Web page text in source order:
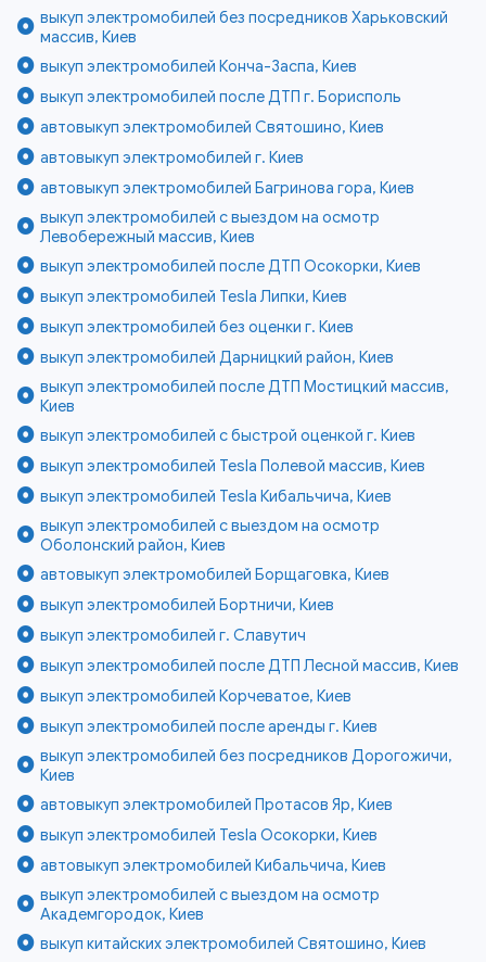
выкуп электромобилей без посредников Харьковский
массив, Киев
выкуп электромобилей Конча-Заспа, Киев
выкуп электромобилей после ДТП г. Борисполь
автовыкуп электромобилей Святошино, Киев
автовыкуп электромобилей г. Киев
автовыкуп электромобилей Багринова гора, Киев
выкуп электромобилей с выездом на осмотр
Левобережный массив, Киев
выкуп электромобилей после ДТП Осокорки, Киев
выкуп электромобилей Tesla Липки, Киев
выкуп электромобилей без оценки г. Киев
выкуп электромобилей Дарницкий район, Киев
выкуп электромобилей после ДТП Мостицкий массив,
Киев
выкуп электромобилей с быстрой оценкой г. Киев
выкуп электромобилей Tesla Полевой массив, Киев
выкуп электромобилей Tesla Кибальчича, Киев
выкуп электромобилей с выездом на осмотр
Оболонский район, Киев
автовыкуп электромобилей Борщаговка, Киев
выкуп электромобилей Бортничи, Киев
выкуп электромобилей г. Славутич
выкуп электромобилей после ДТП Лесной массив, Киев
выкуп электромобилей Корчеватое, Киев
выкуп электромобилей после аренды г. Киев
выкуп электромобилей без посредников Дорогожичи,
Киев
автовыкуп электромобилей Протасов Яр, Киев
выкуп электромобилей Tesla Осокорки, Киев
автовыкуп электромобилей Кибальчича, Киев
выкуп электромобилей с выездом на осмотр
Академгородок, Киев
выкуп китайских электромобилей Святошино, Киев